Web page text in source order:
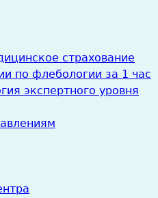
страхование
по флебологии за 1 час
экспертного уровня